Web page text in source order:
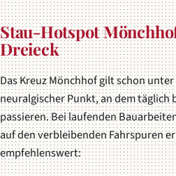
Stau-Hotspot
Dreieck
Das Kreuz Mönchhof gilt schon
neuralgischer Punkt, an dem täglich
passieren. Bei laufenden
auf den verbleibenden Fahrspuren
empfehlenswert: